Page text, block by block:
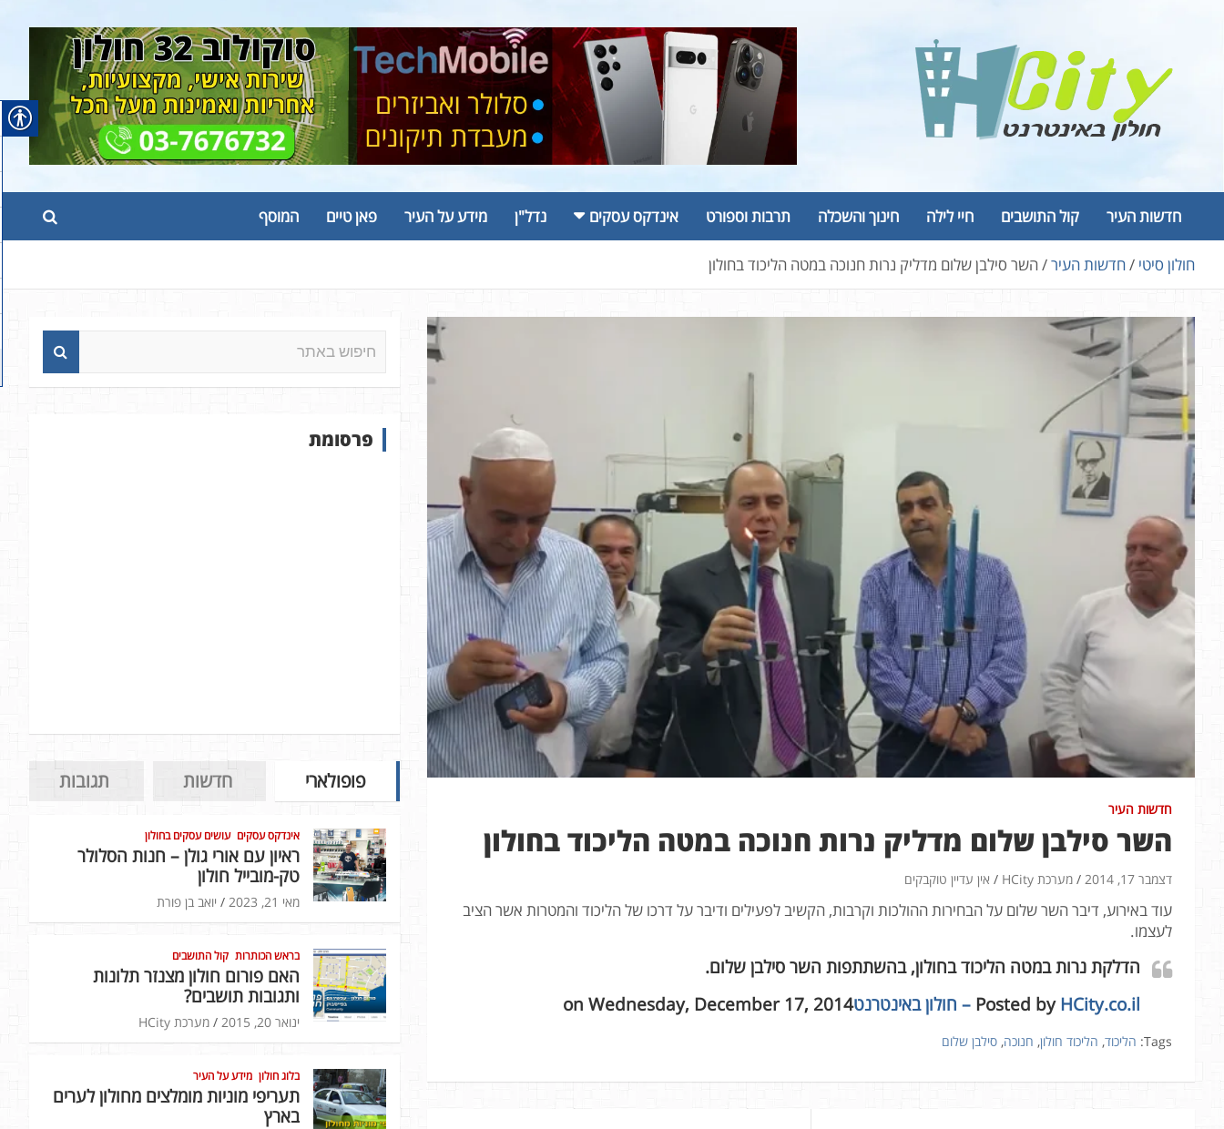
חדשות העיר קול התושבים חיי לילה חינוך והשכלה תרבות וספורט אינדקס עסקים נדל"ן מידע על העיר פאן טיים המוסף
חולון סיטי חדשות העיר השר סילבן שלום מדליק נרות חנוכה במטה הליכוד בחולון
חדשות העיר
השר סילבן שלום מדליק נרות חנוכה במטה הליכוד בחולון
דצמבר 17, 2014 מערכת HCity אין עדיין טוקבקים
עוד באירוע, דיבר השר שלום על הבחירות ההולכות וקרבות, הקשיב לפעילים ודיבר על דרכו של הליכוד והמטרות אשר הציב
לעצמו.
הדלקת נרות במטה הליכוד בחולון, בהשתתפות השר סילבן שלום.
Posted by ‎HCity.co.il – חולון באינטרנט ‎ on Wednesday, December 17, 2014
Tags: הליכוד, הליכוד חולון, חנוכה, סילבן שלום
פ
ש
פרסומת
פופולארי חדשות תגובות
אינדקס עסקים עושים עסקים בחולון
ראיון עם אורי גולן – חנות הסלולר
טק-מובייל חולון
מאי 21, 2023 יואב בן פורת
בראש הכותרות קול התושבים
האם פורום חולון מצנזר תלונות
ותגובות תושבים?
ינואר 20, 2015 מערכת HCity
בלוג חולון מידע על העיר
תעריפי מוניות מומלצים מחולון לערים
בארץ